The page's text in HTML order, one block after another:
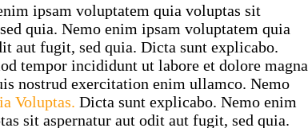
ipsam voluptatem quia voluptas sit
quia. Nemo enim ipsam voluptatem quia
aut fugit, sed quia. Dicta sunt explicabo.
tempor incididunt ut labore et dolore magna
nostrud exercitation enim ullamco. Nemo
Voluptas. Dicta sunt explicabo. Nemo enim
sit aspernatur aut odit aut fugit, sed quia.